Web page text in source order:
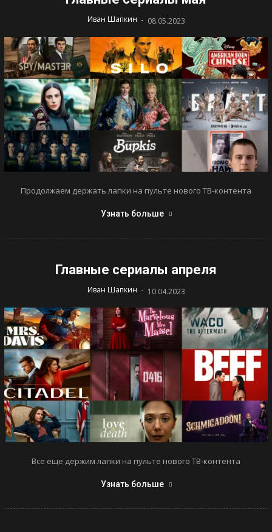
Иван Шапкин - 08.05.2023
Продолжаем держать лапки на пульте нового ТВ-контента
Узнать больше
Главные сериалы апреля
Иван Шапкин - 10.04.2023
Все еще держим лапки на пульте нового ТВ-контента
Узнать больше